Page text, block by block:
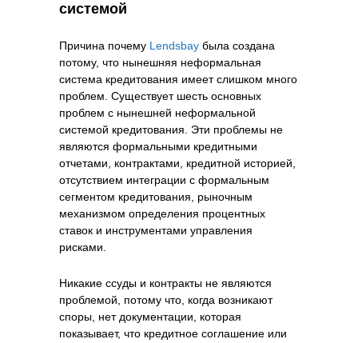
системой
Причина почему Lendsbay была создана
потому, что нынешняя неформальная
система кредитования имеет слишком много
проблем. Существует шесть основных
проблем с нынешней неформальной
системой кредитования. Эти проблемы не
являются формальными кредитными
отчетами, контрактами, кредитной историей,
отсутствием интеграции с формальным
сегментом кредитования, рыночным
механизмом определения процентных
ставок и инструментами управления
рисками.
Никакие ссуды и контракты не являются
проблемой, потому что, когда возникают
споры, нет документации, которая
показывает, что кредитное соглашение или